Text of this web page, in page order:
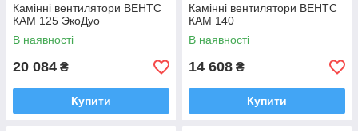
Камінні вентилятори ВЕНТС
КАМ 125 ЭкоДуо
В наявності
20 084 ₴
Купити
Камінні вентилятори ВЕНТС
КАМ 140
В наявності
14 608 ₴
Купити